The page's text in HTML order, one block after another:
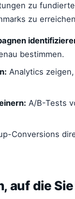
zu
zu
bestimmen.
Analytics
A/B-Tests
Conversions
auf die